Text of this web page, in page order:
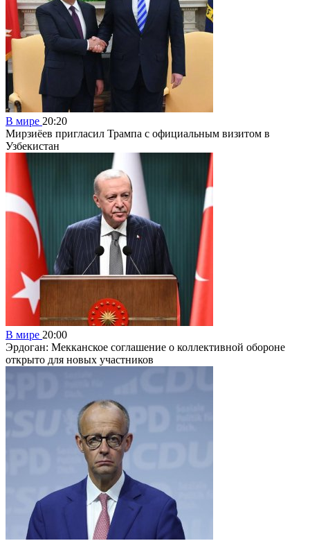
В мире 20:20
Мирзиёев пригласил Трампа с официальным визитом в
Узбекистан
В мире 20:00
Эрдоган: Мекканское соглашение о коллективной обороне
открыто для новых участников